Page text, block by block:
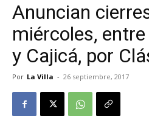
Anuncian
miércoles,
y Cajicá, por
Por La Villa - 26 septiembre, 2017